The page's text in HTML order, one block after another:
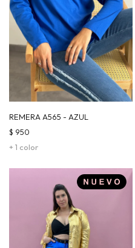
REMERA A565 - AZUL
+ 1 color
$ 950